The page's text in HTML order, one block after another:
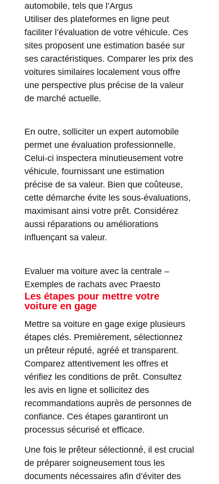
automobile, tels que l’Argus
Utiliser des plateformes en ligne peut
faciliter l’évaluation de votre véhicule. Ces
sites proposent une estimation basée sur
ses caractéristiques. Comparer les prix des
voitures similaires localement vous offre
une perspective plus précise de la valeur
de marché actuelle.
En outre, solliciter un expert automobile
permet une évaluation professionnelle.
Celui-ci inspectera minutieusement votre
véhicule, fournissant une estimation
précise de sa valeur. Bien que coûteuse,
cette démarche évite les sous-évaluations,
maximisant ainsi votre prêt. Considérez
aussi réparations ou améliorations
influençant sa valeur.
Evaluer ma voiture avec la centrale –
Exemples de rachats avec Praesto
Les étapes pour mettre votre
voiture en gage
Mettre sa voiture en gage exige plusieurs
étapes clés. Premièrement, sélectionnez
un prêteur réputé, agréé et transparent.
Comparez attentivement les offres et
vérifiez les conditions de prêt. Consultez
les avis en ligne et sollicitez des
recommandations auprès de personnes de
confiance. Ces étapes garantiront un
processus sécurisé et efficace.
Une fois le prêteur sélectionné, il est crucial
de préparer soigneusement tous les
documents nécessaires afin d’éviter des